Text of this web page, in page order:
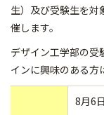
生）及び受験生を対
催します。
デザイン工学部の受
インに興味のある方
8月6